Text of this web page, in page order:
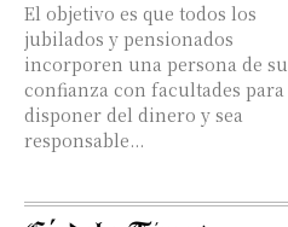
El objetivo es que todos los
jubilados y pensionados
incorporen una persona de su
confianza con facultades para
disponer del dinero y sea
responsable...